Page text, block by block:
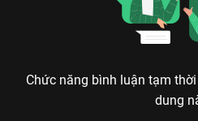
Chức năng bình luận tạm
dung